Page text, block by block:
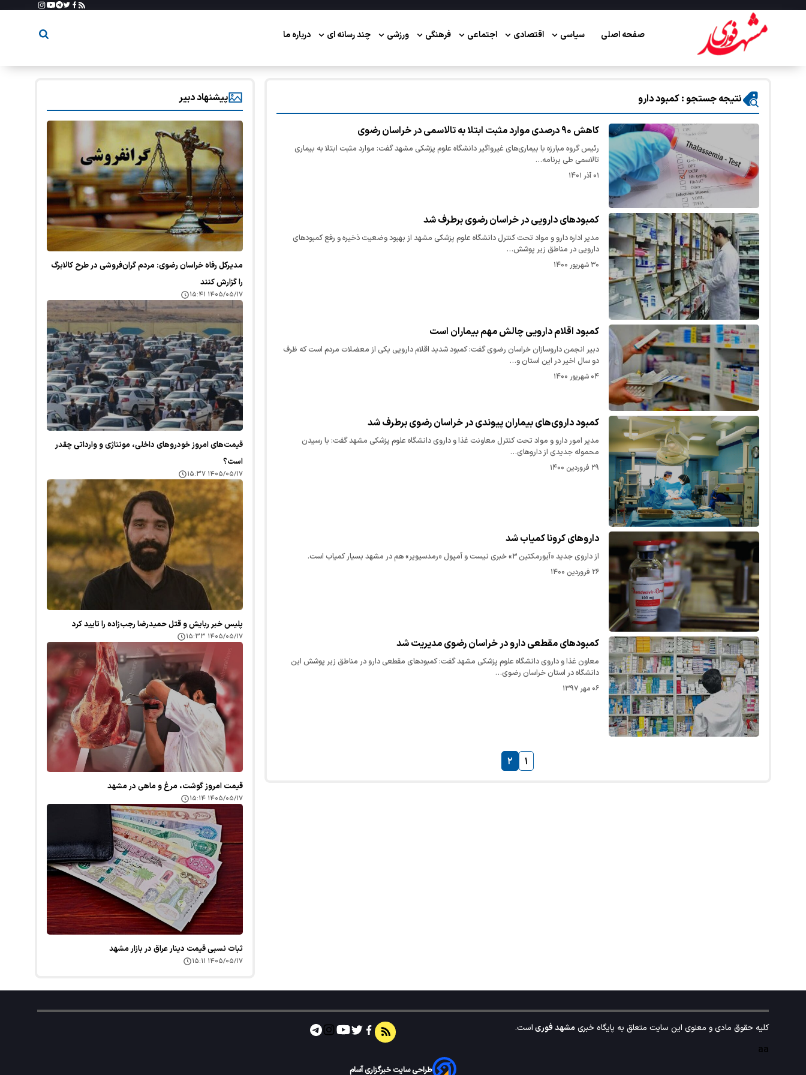
صفحه اصلی سیاسی اقتصادی اجتماعی فرهنگی ورزشی چند رسانه ای درباره ما
نتیجه جستجو : کمبود دارو
کاهش ۹۰ درصدی موارد مثبت ابتلا به تالاسمی در خراسان رضوی
رئیس گروه مبارزه با بیماری‌های غیرواگیر دانشگاه علوم پزشکی مشهد گفت: موارد مثبت ابتلا به بیماری
تالاسمی طی برنامه…
۰۱ آذر ۱۴۰۱
کمبودهای دارویی در خراسان رضوی برطرف شد
مدیر اداره دارو و مواد تحت کنترل دانشگاه علوم پزشکی مشهد از بهبود وضعیت ذخیره و رفع کمبودهای
دارویی در مناطق زیر پوشش…
۳۰ شهریور ۱۴۰۰
کمبود اقلام دارویی چالش‌ مهم بیماران است
دبیر انجمن داروسازان خراسان رضوی گفت: کمبود شدید اقلام دارویی یکی از معضلات مردم است که ظرف
دو سال اخیر در این استان و…
۰۴ شهریور ۱۴۰۰
کمبود داروی‌های بیماران پیوندی در خراسان رضوی برطرف شد
مدیر امور دارو و مواد تحت کنترل معاونت غذا و داروی دانشگاه علوم پزشکی مشهد گفت: با رسیدن
محموله جدیدی از داروهای…
۲۹ فروردین ۱۴۰۰
دارو‌های کرونا کمیاب شد
از داروی جدید «آیورمکتین ۳» خبری نیست و آمپول «رمدسیویر» هم در مشهد بسیار کمیاب است.
۲۶ فروردین ۱۴۰۰
کمبودهای مقطعی دارو در خراسان رضوی مدیریت شد
معاون غذا و داروی دانشگاه علوم پزشکی مشهد گفت: کمبودهای مقطعی دارو در مناطق زیر پوشش این
دانشگاه در استان خراسان رضوی…
۰۶ مهر ۱۳۹۷
۱ ۲
پیشنهاد دبیر
مدیرکل رفاه خراسان رضوی: مردم گران‌فروشی در طرح کالابرگ
را گزارش کنند
۱۴۰۵/۰۵/۱۷ ۱۵:۴۱
قیمت‌های امروز خودرو‌های داخلی، مونتاژی و وارداتی چقدر
است؟
۱۴۰۵/۰۵/۱۷ ۱۵:۳۷
پلیس خبر ربایش و قتل حمیدرضا رجب‌زاده را تایید کرد
۱۴۰۵/۰۵/۱۷ ۱۵:۳۳
قیمت امروز گوشت، مرغ و ماهی در مشهد
۱۴۰۵/۰۵/۱۷ ۱۵:۱۴
ثبات نسبی قیمت دینار عراق در بازار مشهد
۱۴۰۵/۰۵/۱۷ ۱۵:۱۱
کلیه حقوق مادی و معنوی این سایت متعلق به پایگاه خبریمشهد فوریاست.
aa
طراحی سایت خبرگزاری آسام